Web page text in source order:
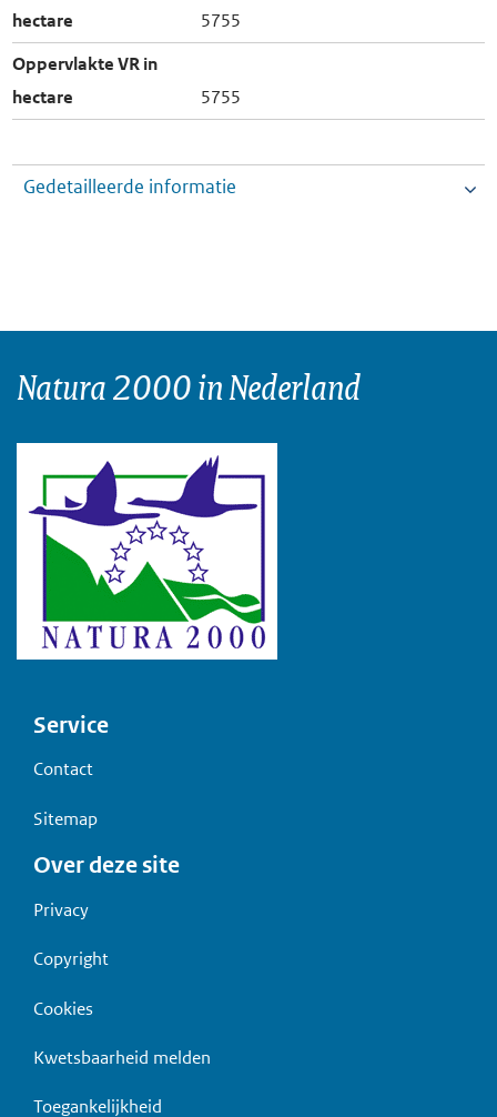
hectare
5755
Oppervlakte VR in
hectare
5755
Gedetailleerde informatie
Natura 2000 in Nederland
Voet
Service
Contact
Sitemap
Over deze site
Privacy
Copyright
Cookies
Kwetsbaarheid melden
Toegankelijkheid